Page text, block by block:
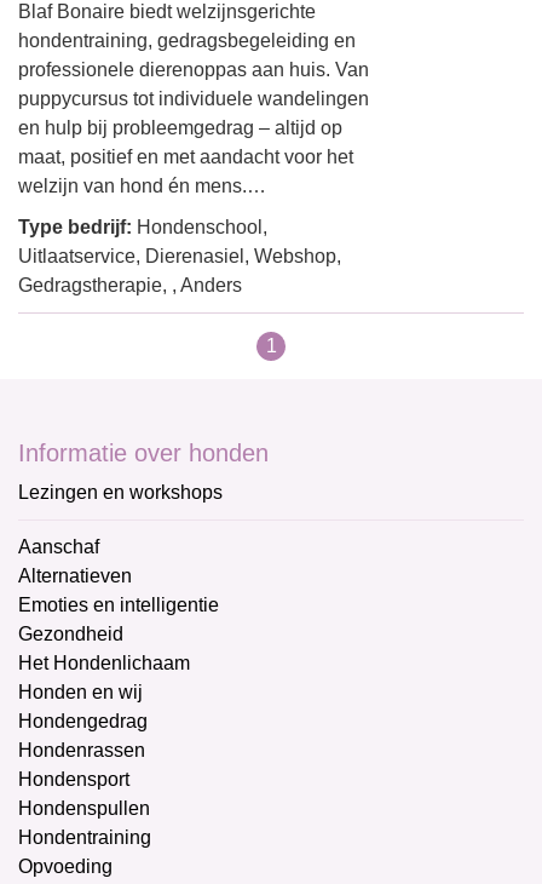
Blaf Bonaire biedt welzijnsgerichte
hondentraining, gedragsbegeleiding en
professionele dierenoppas aan huis. Van
puppycursus tot individuele wandelingen
en hulp bij probleemgedrag – altijd op
maat, positief en met aandacht voor het
welzijn van hond én mens.…
Type bedrijf: Hondenschool,
Uitlaatservice, Dierenasiel, Webshop,
Gedragstherapie, , Anders
1
Informatie over honden
Lezingen en workshops
Aanschaf
Alternatieven
Emoties en intelligentie
Gezondheid
Het Hondenlichaam
Honden en wij
Hondengedrag
Hondenrassen
Hondensport
Hondenspullen
Hondentraining
Opvoeding